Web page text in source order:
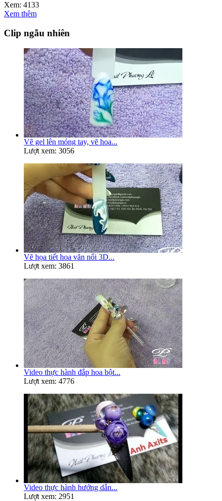
Xem: 4133
Xem thêm
Clip ngẫu nhiên
Vẽ gel lên móng tay, vẽ hoa...
Lượt xem: 3056
Vẽ họa tiết hoa văn nổi 3D...
Lượt xem: 3861
Video thực hành đắp hoa bột...
Lượt xem: 4776
Video thực hành hướng dẫn...
Lượt xem: 2951